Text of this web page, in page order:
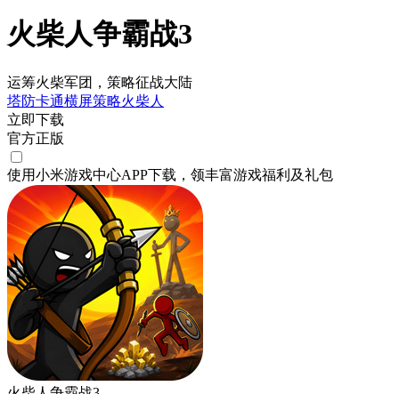
火柴人争霸战3
运筹火柴军团，策略征战大陆
塔防卡通横屏策略火柴人
立即下载
官方正版
使用小米游戏中心APP下载 ，领丰富游戏福利 及礼包